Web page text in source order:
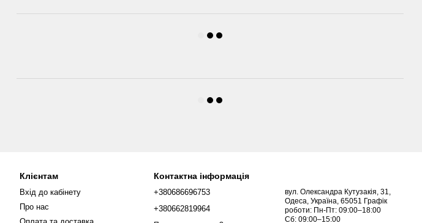
Клієнтам
Вхід до кабінету
Про нас
Контактна інформація
+380686696753
+380662819964
вул. Олександра Кутузакія, 31,
Одеса, Україна, 65051 Графік
роботи: Пн-Пт: 09:00–18:00
Сб: 09:00–15:00